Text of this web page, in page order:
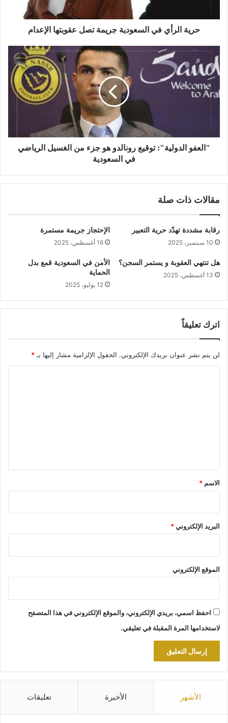
حرية الرأي في السعودية جريمة تصل عقوبتها الإعدام
"العفو الدولية": توقيع رونالدو هو جزء من الغسيل الرياضي
في السعودية
مقالات ذات صلة
رقابة مشددة تهدّد حرية التعبير
10 سبتمبر، 2025
الإحتجاز جريمة مستمرة
16 أغسطس، 2025
هل تنتهي العقوبة و يستمر السجن؟
13 أغسطس، 2025
الأمن في السعودية قمع بدل
الحماية
12 يوليو، 2025
اترك تعليقاً
لن يتم نشر عنوان بريدك الإلكتروني. الحقول الإلزامية مشار إليها بـ *
*
الاسم *
البريد الإلكتروني*
الموقع الإلكتروني
احفظ اسمي، بريدي الإلكتروني، والموقع الإلكتروني في هذا المتصفح
لاستخدامها المرة المقبلة في تعليقي.
الأشهر الأخيرة تعليقات